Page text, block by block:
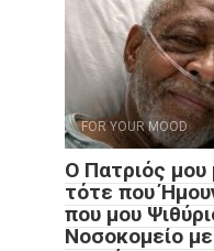
FOR YOUR MOOD
Ο Πατριός
τότε που
που μου
Νοσοκομείο